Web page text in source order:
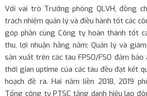
Với vai trò Trưởng phòng QLVH, đồng
trách nhiệm quản lý và điều hành tốt các
góp phần cùng Công ty hoàn thành tốt
thu, lợi nhuận hằng năm; Quản lý và
sản xuất trên các tàu FPSO/FSO đảm bảo
thời gian uptime của các tàu đều đạt kết
hoạch đề ra. Hai năm liền 2018, 2019
Tổng công ty PTSC tặng danh hiệu lao